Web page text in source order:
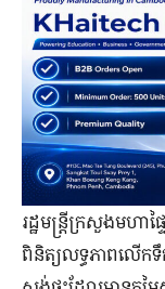
រដ្ឋមន្ដ្រីក្រសួងមហា
ពិនិត្យលទ្ធភាពលើក